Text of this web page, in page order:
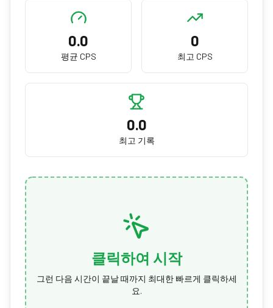
0.0
평균 CPS
0
최고 CPS
0.0
최고 기록
클릭하여 시작
그런 다음 시간이 끝날 때까지 최대한 빠르게 클릭하세
요.